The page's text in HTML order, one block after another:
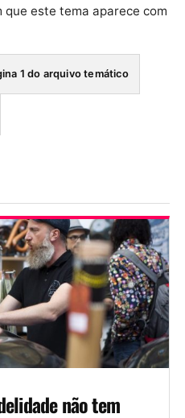
este tema aparece com
1 do arquivo temático
não tem